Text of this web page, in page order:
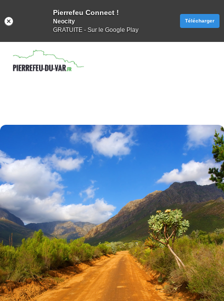
Pierrefeu Connect !
Neocity
GRATUITE - Sur le Google Play
Télécharger